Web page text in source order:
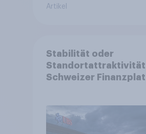
Artikel
Stabilität oder
Standortattraktivität
Schweizer
von Grossbanken